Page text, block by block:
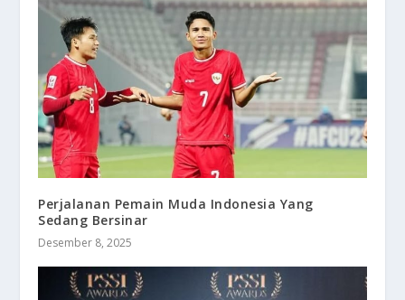
Perjalanan Pemain Muda Indonesia Yang
Sedang Bersinar
Desember 8, 2025